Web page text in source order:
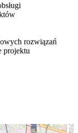
rozwiązań
projektu